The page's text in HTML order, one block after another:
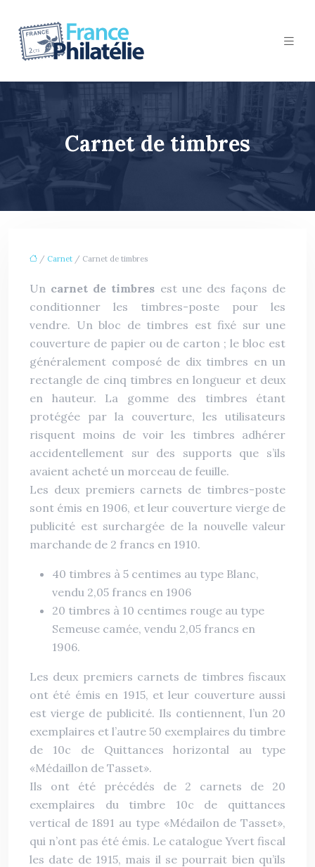
Carnet de timbres
/ Carnet / Carnet de timbres
Un carnet de timbres est une des façons de
conditionner les timbres-poste pour les
vendre. Un bloc de timbres est fixé sur une
couverture de papier ou de carton ; le bloc est
généralement composé de dix timbres en un
rectangle de cinq timbres en longueur et deux
en hauteur. La gomme des timbres étant
protégée par la couverture, les utilisateurs
risquent moins de voir les timbres adhérer
accidentellement sur des supports que s’ils
avaient acheté un morceau de feuille.
Les deux premiers carnets de timbres-poste
sont émis en 1906, et leur couverture vierge de
publicité est surchargée de la nouvelle valeur
marchande de 2 francs en 1910.
40 timbres à 5 centimes au type Blanc,
vendu 2,05 francs en 1906
20 timbres à 10 centimes rouge au type
Semeuse camée, vendu 2,05 francs en
1906.
Les deux premiers carnets de timbres fiscaux
ont été émis en 1915, et leur couverture aussi
est vierge de publicité. Ils contiennent, l’un 20
exemplaires et l’autre 50 exemplaires du timbre
de 10c de Quittances horizontal au type
«Médaillon de Tasset».
Ils ont été précédés de 2 carnets de 20
exemplaires du timbre 10c de quittances
vertical de 1891 au type «Médailon de Tasset»,
qui n’ont pas été émis. Le catalogue Yvert fiscal
les date de 1915, mais il se pourrait bien qu’ils